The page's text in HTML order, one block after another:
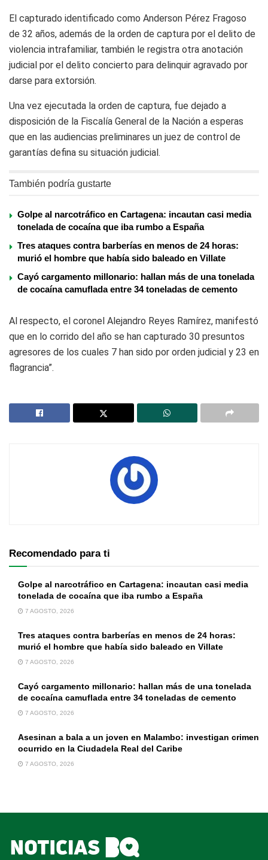
El capturado identificado como Anderson Pérez Fragoso
de 32 años, además de la orden de captura por el delito de
violencia intrafamiliar, también le registra otra anotación
judicial por el delito concierto para delinquir agravado por
darse para extorsión.
Una vez ejecutada la orden de captura, fue dejado a
disposición de la Fiscalía General de la Nación a esperas
que en las audiencias preliminares un juez de control de
garantías defina su situación judicial.
También podría gustarte
Golpe al narcotráfico en Cartagena: incautan casi media
tonelada de cocaína que iba rumbo a España
Tres ataques contra barberías en menos de 24 horas:
murió el hombre que había sido baleado en Villate
Cayó cargamento millonario: hallan más de una tonelada
de cocaína camuflada entre 34 toneladas de cemento
Al respecto, el coronel Alejandro Reyes Ramírez, manifestó
que en lo corrido del año se han capturado 30 presuntos
agresores de los cuales 7 han sido por orden judicial y 23 en
flagrancia”.
Recomendado para ti
Golpe al narcotráfico en Cartagena: incautan casi media
tonelada de cocaína que iba rumbo a España
7 AGOSTO, 2026
Tres ataques contra barberías en menos de 24 horas:
murió el hombre que había sido baleado en Villate
7 AGOSTO, 2026
Cayó cargamento millonario: hallan más de una tonelada
de cocaína camuflada entre 34 toneladas de cemento
7 AGOSTO, 2026
Asesinan a bala a un joven en Malambo: investigan crimen
ocurrido en la Ciudadela Real del Caribe
7 AGOSTO, 2026